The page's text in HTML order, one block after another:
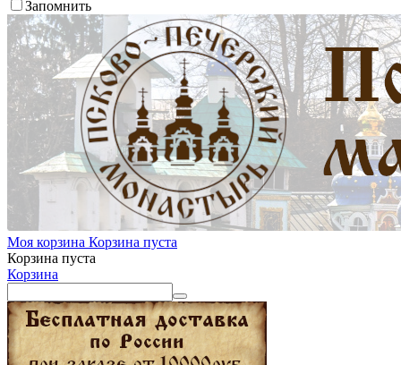
Запомнить
Моя корзина Корзина пуста
Корзина пуста
Корзина